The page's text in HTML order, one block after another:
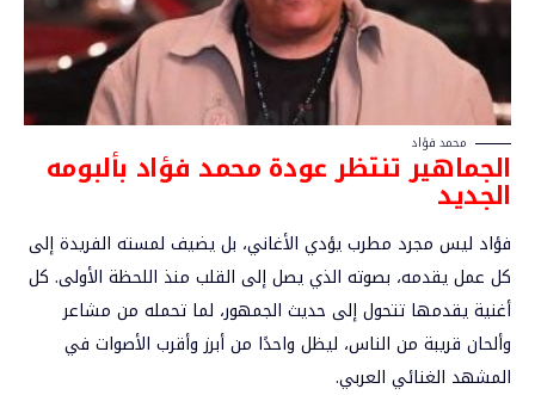
محمد فؤاد
الجماهير تنتظر عودة محمد فؤاد بألبومه
الجديد
فؤاد ليس مجرد مطرب يؤدي الأغاني، بل يضيف لمسته الفريدة إلى
كل عمل يقدمه، بصوته الذي يصل إلى القلب منذ اللحظة الأولى. كل
أغنية يقدمها تتحول إلى حديث الجمهور، لما تحمله من مشاعر
وألحان قريبة من الناس، ليظل واحدًا من أبرز وأقرب الأصوات في
المشهد الغنائي العربي.